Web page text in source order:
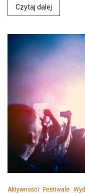
Czytaj dalej
Aktywności Festiwale